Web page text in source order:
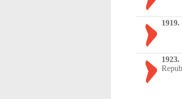
1919.
1923.